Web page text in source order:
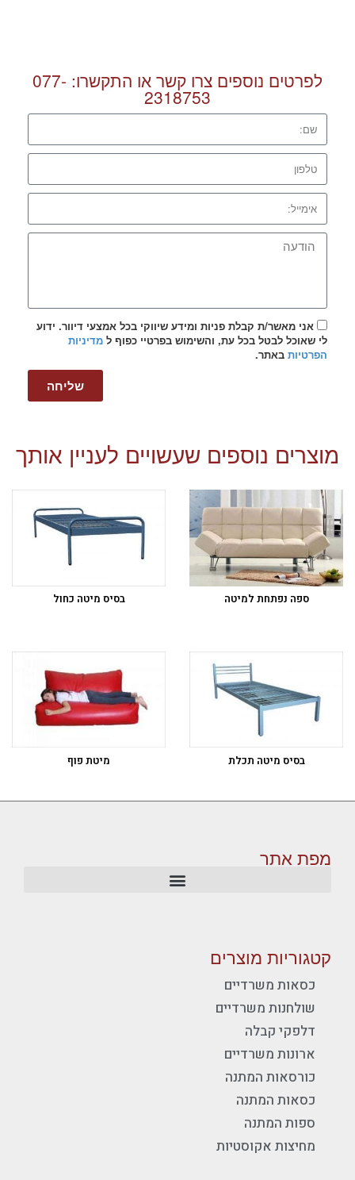
לפרטים נוספים צרו קשר או התקשרו: 077-
2318753
אני מאשר/ת קבלת פניות ומידע שיווקי בכל אמצעי דיוור. ידוע
לי שאוכל לבטל בכל עת, והשימוש בפרטיי כפוף ל מדיניות
הפרטיות באתר.
שליחה
מוצרים נוספים שעשויים לעניין אותך
ספה נפתחת למיטה בסיס מיטה כחול
בסיס מיטה תכלת מיטת פוף
מפת אתר
קטגוריות מוצרים
כסאות משרדיים
שולחנות משרדיים
דלפקי קבלה
ארונות משרדיים
כורסאות המתנה
כסאות המתנה
ספות המתנה
מחיצות אקוסטיות